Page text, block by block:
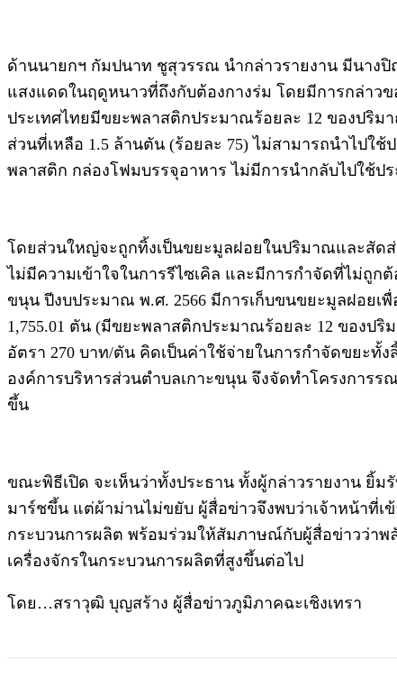
ด้านนายกฯ กัมปนาท ชูสุวรรณ นำกล่าวรายงาน มีนาง
แสงแดดในฤดูหนาวที่ถึงกับต้องกางร่ม โดยมีการกล่าว
ประเทศไทยมีขยะพลาสติกประมาณร้อยละ 12 ของปริ
ส่วนที่เหลือ 1.5 ล้านตัน (ร้อยละ 75) ไม่สามารถนำไปใ
พลาสติก กล่องโฟมบรรจุอาหาร ไม่มีการนำกลับไปใช้ป
โดยส่วนใหญ่จะถูกทิ้งเป็นขยะมูลฝอยในปริมาณและสัด
ไม่มีความเข้าใจในการรีไซเคิล และมีการกำจัดที่ไม่ถู
ขนุน ปีงบประมาณ พ.ศ. 2566 มีการเก็บขนขยะมูลฝอยเ
1,755.01 ตัน (มีขยะพลาสติกประมาณร้อยละ 12 ของป
อัตรา 270 บาท/ตัน คิดเป็นค่าใช้จ่ายในการกำจัดขยะทั้
องค์การบริหารส่วนตำบลเกาะขนุน จึงจัดทำโครงการ
ขึ้น
ขณะพิธีเปิด จะเห็นว่าทั้งประธาน ทั้งผู้กล่าวรายงาน ยิ้
มาร์ชขึ้น แต่ผ้าม่านไม่ขยับ ผู้สื่อข่าวจึงพบว่าเจ้าหน้าที่
กระบวนการผลิต พร้อมร่วมให้สัมภาษณ์กับผู้สื่อข่าวว่าพ
เครื่องจักรในกระบวนการผลิตที่สูงขึ้นต่อไป
โดย…สราวุฒิ บุญสร้าง ผู้สื่อข่าวภูมิภาคฉะเชิงเทรา